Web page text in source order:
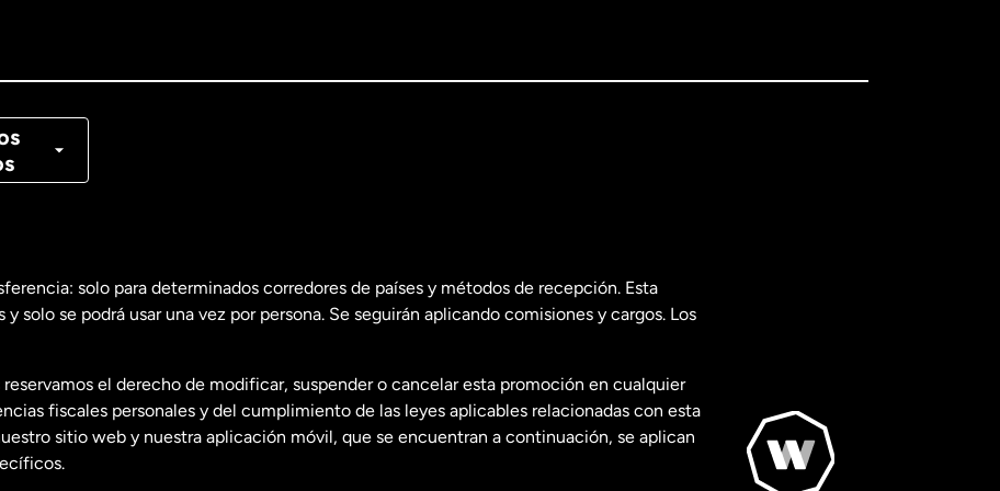
English
Español
solo para determinados corredores de países y métodos de recepción. Esta
solo se podrá usar una vez por persona. Se seguirán aplicando comisiones y cargos. Los
el derecho de modificar, suspender o cancelar esta promoción en cualquier
fiscales personales y del cumplimiento de las leyes aplicables relacionadas con esta
sitio web y nuestra aplicación móvil, que se encuentran a continuación, se aplican